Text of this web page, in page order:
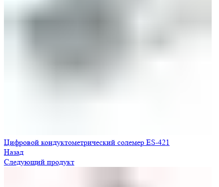
Цифровой кондуктометрический солемер ES-421
Назад
Следующий продукт